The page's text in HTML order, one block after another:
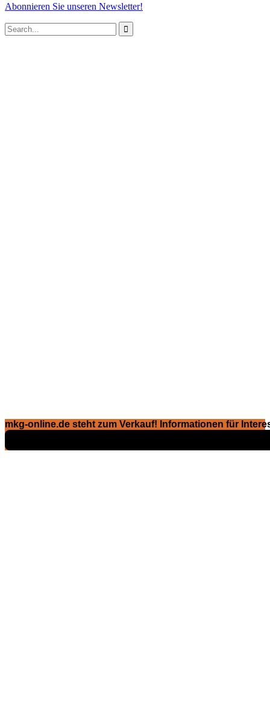
Abonnieren Sie unseren Newsletter!

mkg-online.de steht zum Verkauf! Informationen für